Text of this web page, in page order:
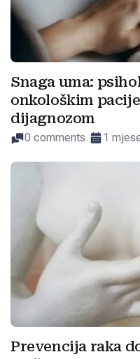
Snaga uma:
onkološkim
dijagnozom
0 comments 1
Prevencija raka